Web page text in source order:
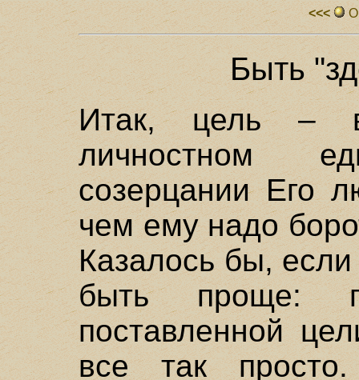
<<<
Быть
Итак, цель –
личностном
созерцании Его
чем ему надо
Казалось бы,
быть проще:
поставленной
все так